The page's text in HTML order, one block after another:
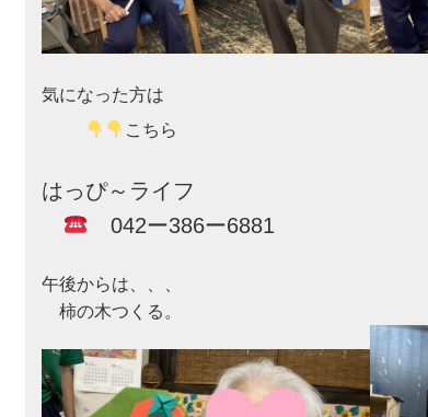
気になった方は
こちら
はっぴ～ライフ
042ー386ー6881
午後からは、、、